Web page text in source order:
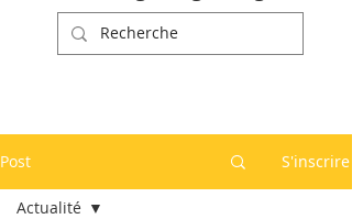
Post S'inscrire
Actualité